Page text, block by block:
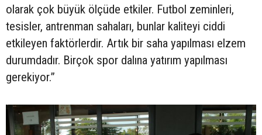
olarak çok büyük ölçüde etkiler. Futbol zeminleri,
tesisler, antrenman sahaları, bunlar kaliteyi ciddi
etkileyen faktörlerdir. Artık bir saha yapılması elzem
durumdadır. Birçok spor dalına yatırım yapılması
gerekiyor.”